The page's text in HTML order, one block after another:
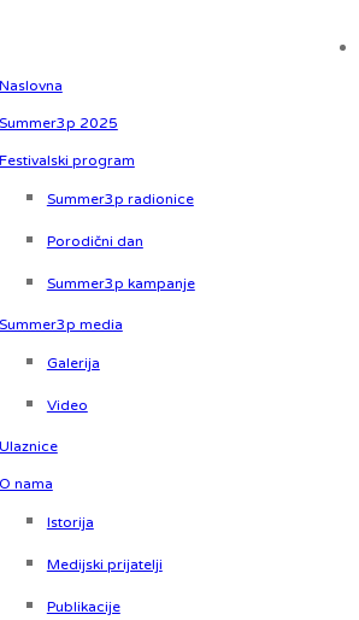
Naslovna
Summer3p 2025
Festivalski program
Summer3p radionice
Porodični dan
Summer3p kampanje
Summer3p media
Galerija
Video
Ulaznice
O nama
Istorija
Medijski prijatelji
Publikacije